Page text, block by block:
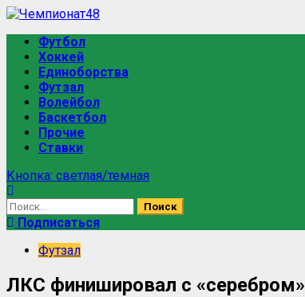
Перейти
содержимому
Основное
меню
Футбол
Хоккей
Единоборства
Футзал
Волейбол
Баскетбол
Прочие
Ставки
Кнопка: светлая/темная
Найти:
Подписаться
Футзал
ЛКС финишировал с «серебром»